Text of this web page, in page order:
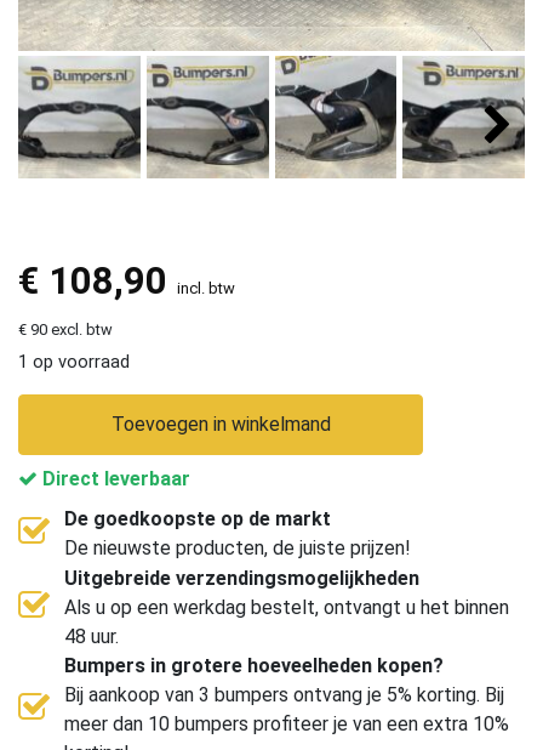
€ 108,90 incl. btw
€ 90 excl. btw
1 op voorraad
Toevoegen in winkelmand
Direct leverbaar
De goedkoopste op de markt
De nieuwste producten, de juiste prijzen!
Uitgebreide verzendingsmogelijkheden
Als u op een werkdag bestelt, ontvangt u het binnen
48 uur.
Bumpers in grotere hoeveelheden kopen?
Bij aankoop van 3 bumpers ontvang je 5% korting. Bij
meer dan 10 bumpers profiteer je van een extra 10%